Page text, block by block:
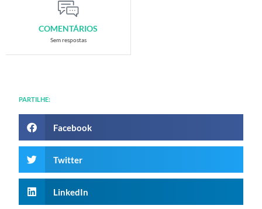
COMENTÁRIOS
Sem respostas
PARTILHE:
Facebook
Twitter
LinkedIn